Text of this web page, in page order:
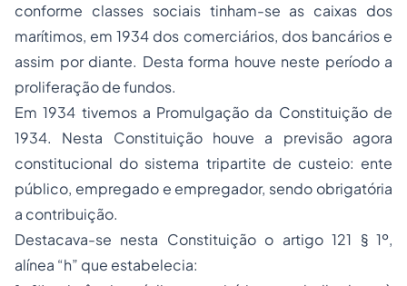
conforme classes sociais tinham-se as caixas dos
marítimos, em 1934 dos comerciários, dos bancários e
assim por diante. Desta forma houve neste período a
proliferação de fundos.
Em 1934 tivemos a Promulgação da Constituição de
1934. Nesta Constituição houve a previsão agora
constitucional do sistema tripartite de custeio: ente
público, empregadoe empregador, sendo obrigatória
a contribuição.
Destacava-se nesta Constituição o artigo 121 § 1º,
alínea “h” que estabelecia: